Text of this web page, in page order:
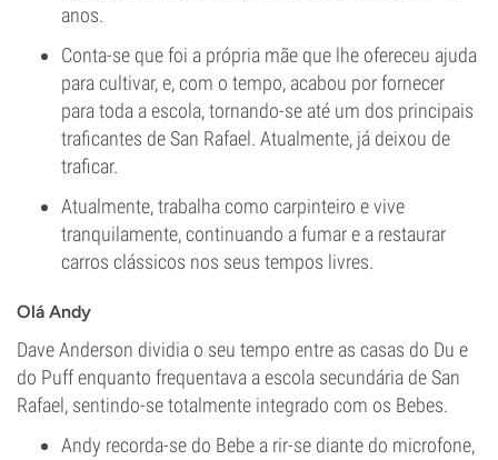
anos.
Conta-se que foi a própria mãe que lhe ofereceu ajuda
para cultivar, e, com o tempo, acabou por fornecer
para toda a escola, tornando-se até um dos principais
traficantes de San Rafael. Atualmente, já deixou de
traficar.
Atualmente, trabalha como carpinteiro e vive
tranquilamente, continuando a fumar e a restaurar
carros clássicos nos seus tempos livres.
Olá Andy
Dave Anderson dividia o seu tempo entre as casas do Du e
do Puff enquanto frequentava a escola secundária de San
Rafael, sentindo-se totalmente integrado com os Bebes.
Andy recorda-se do Bebe a rir-se diante do microfone,